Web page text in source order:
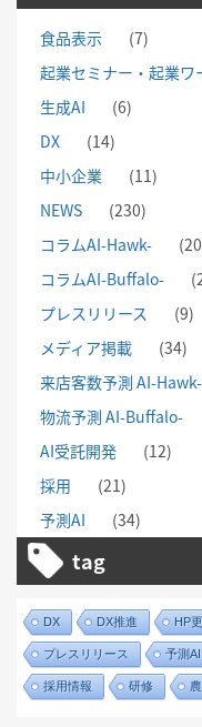
食品表示
(7)
起業セミナー・起業ワ
生成AI
(6)
DX
(14)
中小企業
(11)
NEWS
(230)
コラムAI-Hawk-
コラムAI-Buffalo-
プレスリリース
(9)
メディア掲載
(34)
来店客数予測 AI-Hawk-
物流予測 AI-Buffalo-
AI受託開発
(12)
採用
(21)
予測AI
(34)
tag
DX DX推進 HP
プレスリリース 予測AI
採用情報 研修